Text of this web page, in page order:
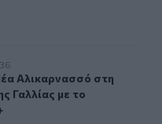
της Γαλλίας με το
Αλικαρνασσό στη
Αλικαρνασσό στη
Γαλλίας με το